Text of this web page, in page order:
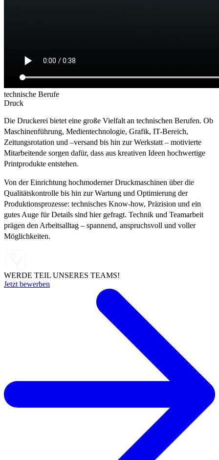
technische Berufe
Druck
Die Druckerei bietet eine große Vielfalt an technischen Berufen. Ob
Maschinenführung, Medientechnologie, Grafik, IT-Bereich,
Zeitungsrotation und –versand bis hin zur Werkstatt – motivierte
Mitarbeitende sorgen dafür, dass aus kreativen Ideen hochwertige
Printprodukte entstehen.
Von der Einrichtung hochmoderner Druckmaschinen über die
Qualitätskontrolle bis hin zur Wartung und Optimierung der
Produktionsprozesse: technisches Know-how, Präzision und ein
gutes Auge für Details sind hier gefragt. Technik und Teamarbeit
prägen den Arbeitsalltag – spannend, anspruchsvoll und voller
Möglichkeiten.
WERDE TEIL UNSERES TEAMS!
Jetzt bewerben